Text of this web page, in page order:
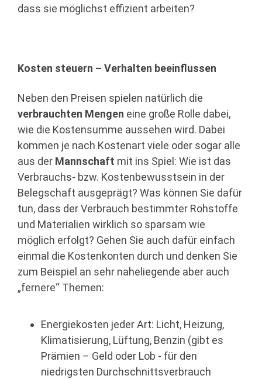
dass sie möglichst effizient arbeiten?
Kosten steuern – Verhalten beeinflussen
Neben den Preisen spielen natürlich die
verbrauchten Mengen eine große Rolle dabei,
wie die Kostensumme aussehen wird. Dabei
kommen je nach Kostenart viele oder sogar alle
aus der Mannschaft mit ins Spiel: Wie ist das
Verbrauchs- bzw. Kostenbewusstsein in der
Belegschaft ausgeprägt? Was können Sie dafür
tun, dass der Verbrauch bestimmter Rohstoffe
und Materialien wirklich so sparsam wie
möglich erfolgt? Gehen Sie auch dafür einfach
einmal die Kostenkonten durch und denken Sie
zum Beispiel an sehr naheliegende aber auch
„fernere“ Themen:
Energiekosten jeder Art: Licht, Heizung,
Klimatisierung, Lüftung, Benzin (gibt es
Prämien – Geld oder Lob - für den
niedrigsten Durchschnittsverbrauch